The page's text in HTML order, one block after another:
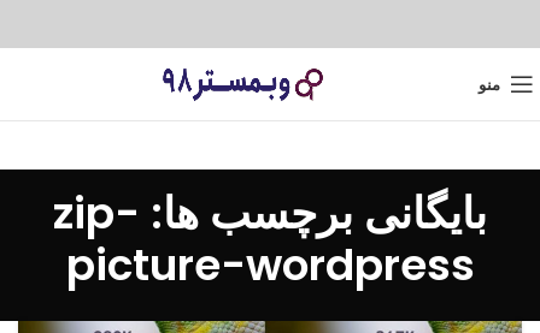
منو
بایگانی برچسب ها: zip-
picture-wordpress